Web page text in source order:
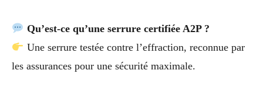
Qu’est-ce qu’une serrure certifiée A2P ?
Une serrure testée contre l’effraction, reconnue par
les assurances pour une sécurité maximale.